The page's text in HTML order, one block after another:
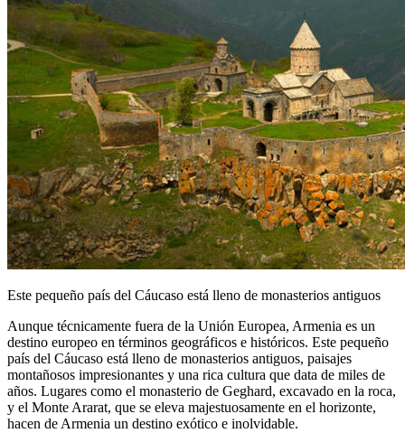
Este pequeño país del Cáucaso está lleno de monasterios antiguos
Aunque técnicamente fuera de la Unión Europea, Armenia es un
destino europeo en términos geográficos e históricos. Este pequeño
país del Cáucaso está lleno de monasterios antiguos, paisajes
montañosos impresionantes y una rica cultura que data de miles de
años. Lugares como el monasterio de Geghard, excavado en la roca,
y el Monte Ararat, que se eleva majestuosamente en el horizonte,
hacen de Armenia un destino exótico e inolvidable.